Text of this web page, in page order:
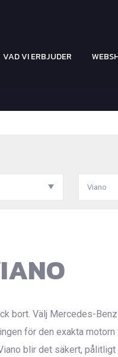
VAD VI ERBJUDER
Viano
bort. Välj Mercedes-
för den exakta
blir det säkert, pålitligt